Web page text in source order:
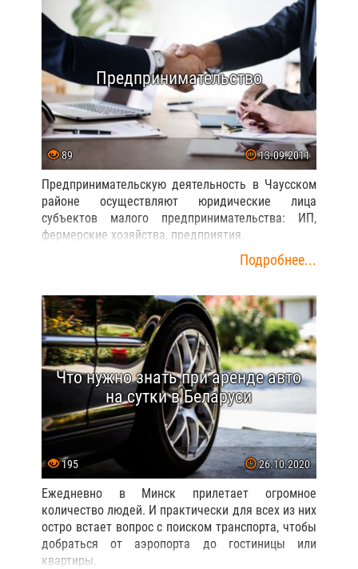
Предпринимательство
89 13.09.2011
Предпринимательскую деятельность в Чаусском
районе осуществляют юридические лица
субъектов малого предпринимательства: ИП,
фермерские хозяйства, предприятия.
Подробнее...
Что нужно знать при аренде авто
на сутки в Беларуси
195 26.10.2020
Ежедневно в Минск прилетает огромное
количество людей. И практически для всех из них
остро встает вопрос с поиском транспорта, чтобы
добраться от аэропорта до гостиницы или
квартиры.